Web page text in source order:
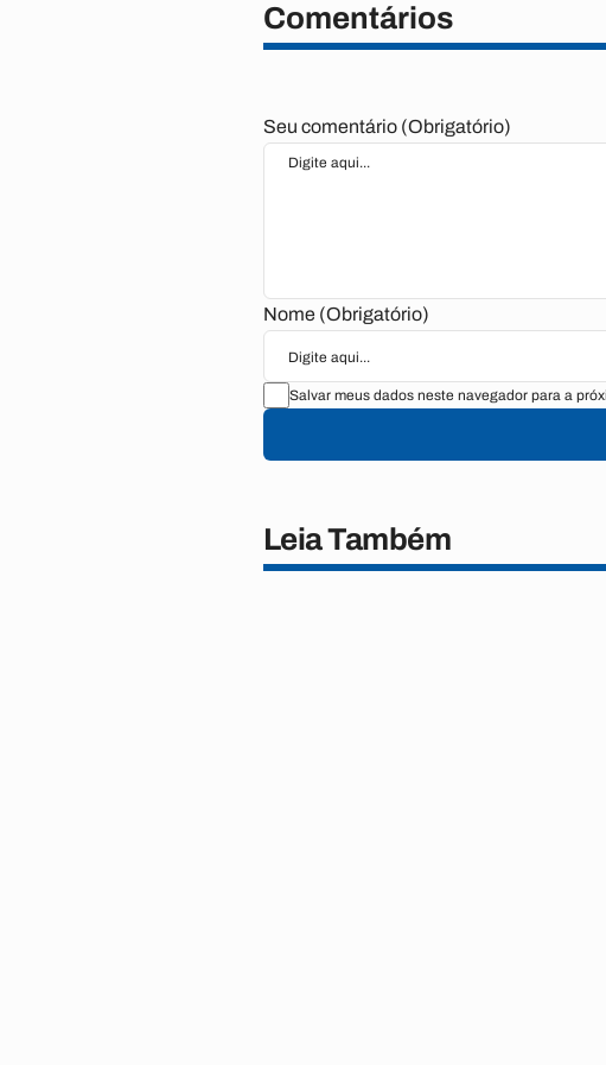
Comentários
Seu comentário (Obrigatório)
Nome (Obrigatório)
Salvar meus dados neste navegador para a
Leia Também